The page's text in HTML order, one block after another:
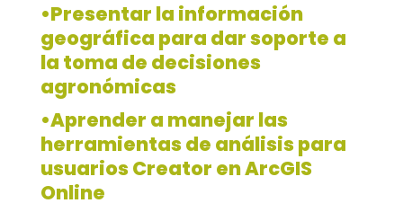
•Presentar la información
geográfica para dar soporte a
la toma de decisiones
agronómicas
•Aprender a manejar las
herramientas de análisis para
usuarios Creator en ArcGIS
Online